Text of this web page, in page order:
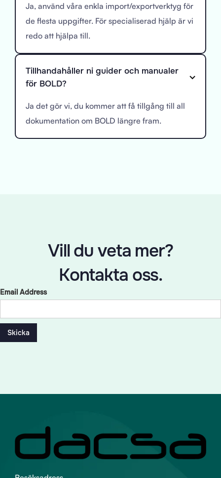
Ja, använd våra enkla import/exportverktyg för
de flesta uppgifter. För specialiserad hjälp är vi
redo att hjälpa till.
Tillhandahåller ni guider och manualer
för BOLD?
Ja det gör vi, du kommer att få tillgång till all
dokumentation om BOLD längre fram.
Vill du veta mer?
Kontakta oss.
Email Address